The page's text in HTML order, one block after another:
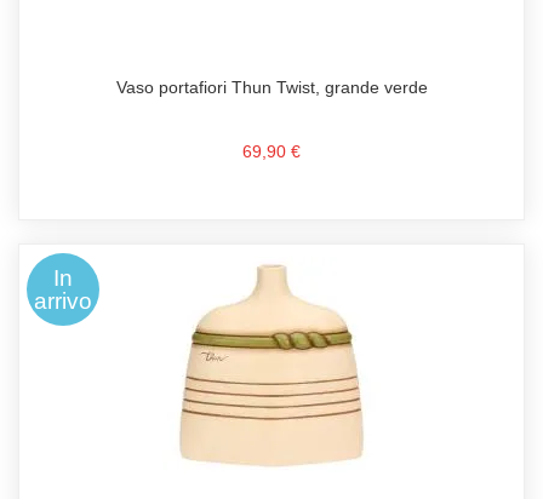
Vaso portafiori Thun Twist, grande verde
69,90 €
In
arrivo